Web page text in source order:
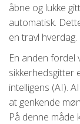
åbne og lukke
automatisk.
en travl hverdag.
En anden fordel
sikkerhedsgitter
intelligens (AI).
at genkende
På denne måde